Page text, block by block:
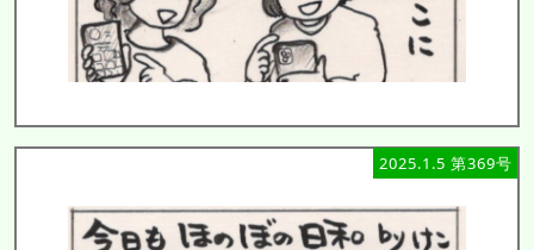
2025.1.5 第369号